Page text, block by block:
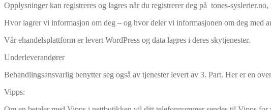
Opplysninger kan registreres og lagres når du registrerer deg på tones-
Hvor lagrer vi informasjon om deg – og hvor deler vi informasjonen om deg med
Vår ehandelsplattform er levert WordPress og data lagres i deres skytjenester.
Underleverandører
Behandlingsansvarlig benytter seg også av tjenester levert av 3. Part. Her er en
Vipps: